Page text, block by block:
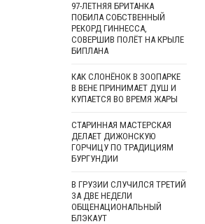
97-ЛЕТНЯЯ БРИТАНКА
ПОБИЛА СОБСТВЕННЫЙ
РЕКОРД ГИННЕССА,
СОВЕРШИВ ПОЛЁТ НА КРЫЛЕ
БИПЛАНА
КАК СЛОНЁНОК В ЗООПАРКЕ
В ВЕНЕ ПРИНИМАЕТ ДУШ И
КУПАЕТСЯ ВО ВРЕМЯ ЖАРЫ
СТАРИННАЯ МАСТЕРСКАЯ
ДЕЛАЕТ ДИЖОНСКУЮ
ГОРЧИЦУ ПО ТРАДИЦИЯМ
БУРГУНДИИ
В ГРУЗИИ СЛУЧИЛСЯ ТРЕТИЙ
ЗА ДВЕ НЕДЕЛИ
ОБЩЕНАЦИОНАЛЬНЫЙ
БЛЭКАУТ